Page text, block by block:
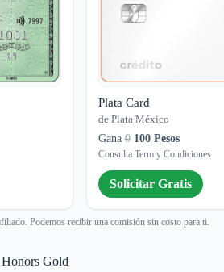
Plata Card
de Plata México
Gana0 100 Pesos
Consulta Term y Condiciones
Solicitar Gratis
Podemos recibir una comisión sin costo para ti.
Gold